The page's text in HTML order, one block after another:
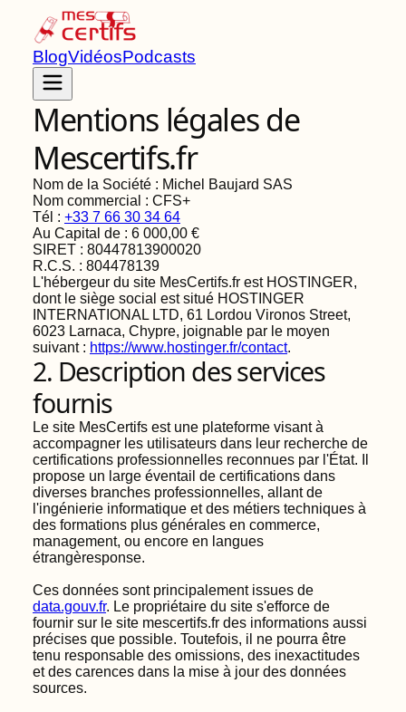
BlogVidéosPodcasts
Mentions légalesde
Mescertifs.fr
Nom de la Société : Michel Baujard SAS
Nom commercial : CFS+
Tél : +33 7 66 30 34 64
Au Capital de : 6 000,00 €
SIRET : 80447813900020
R.C.S. : 804478139
L'hébergeur du site MesCertifs.fr est HOSTINGER,
dont le siège social est situé HOSTINGER
INTERNATIONAL LTD, 61 Lordou Vironos Street,
6023 Larnaca, Chypre, joignable par le moyen
suivant : https://www.hostinger.fr/contact.
2. Description des services
fournis
Le site MesCertifs est une plateforme visant à
accompagner les utilisateurs dans leur recherche de
certifications professionnelles reconnues par l'État. Il
propose un large éventail de certifications dans
diverses branches professionnelles, allant de
l'ingénierie informatique et des métiers techniques à
des formations plus générales en commerce,
management, ou encore en langues
étrangèresponse.
Ces données sont principalement issues de
data.gouv.fr. Le propriétaire du site s'efforce de
fournir sur le site mescertifs.fr des informations aussi
précises que possible. Toutefois, il ne pourra être
tenu responsable des omissions, des inexactitudes
et des carences dans la mise à jour des données
sources.